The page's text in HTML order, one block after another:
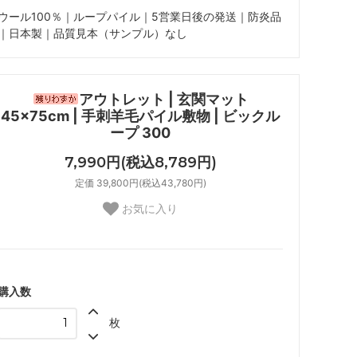
ール100％｜ループパイル｜5営業日後の発送｜防炎品
｜日本製｜品質見本（サンプル）なし
アウトレット | 玄関マット
45×75cm | 手刺羊毛パイル敷物 | ビックル
ープ 300
7,990円(税込8,789円)
定価 39,800円(税込43,780円)
お気に入り
入数
枚